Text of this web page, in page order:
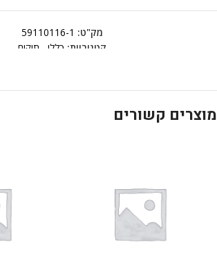
מק"ט: 59110116-1
קטגוריות: כללי תיקים
מוצרים קשורים